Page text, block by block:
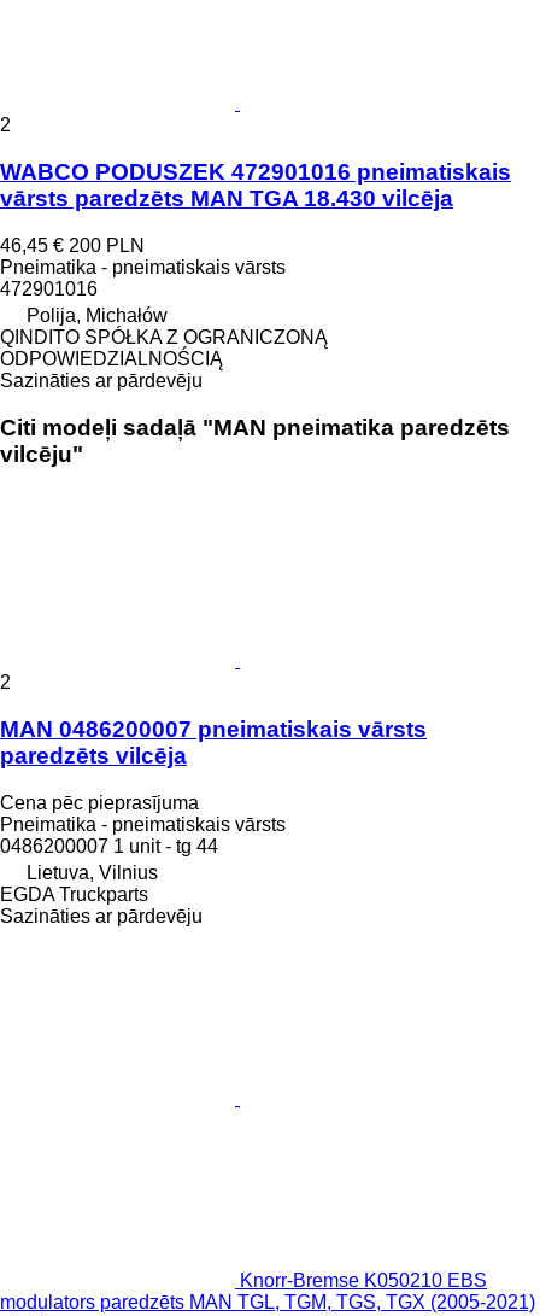
2
WABCO PODUSZEK 472901016 pneimatiskais
vārsts paredzēts MAN TGA 18.430 vilcēja
46,45 € 200 PLN
Pneimatika - pneimatiskais vārsts
472901016
Polija, Michałów
QINDITO SPÓŁKA Z OGRANICZONĄ
ODPOWIEDZIALNOŚCIĄ
Sazināties ar pārdevēju
Citi modeļi sadaļā "MAN pneimatika paredzēts
vilcēju"
2
MAN 0486200007 pneimatiskais vārsts
paredzēts vilcēja
Cena pēc pieprasījuma
Pneimatika - pneimatiskais vārsts
0486200007 1 unit - tg 44
Lietuva, Vilnius
EGDA Truckparts
Sazināties ar pārdevēju
Knorr-Bremse K050210 EBS
modulators paredzēts MAN TGL, TGM, TGS, TGX (2005-2021)